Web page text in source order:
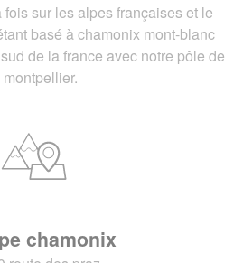
sur les alpes françaises et le
basé à chamonix mont-blanc
de la france avec notre pôle de
montpellier.
chamonix